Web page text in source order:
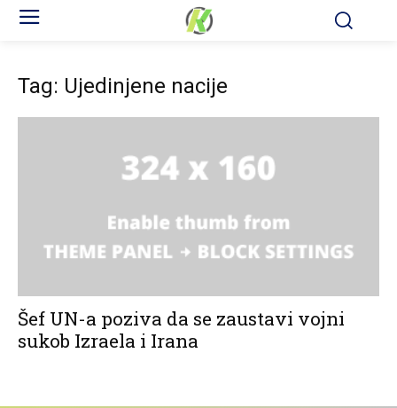
Tag: Ujedinjene nacije
Šef UN-a poziva da se zaustavi vojni
sukob Izraela i Irana